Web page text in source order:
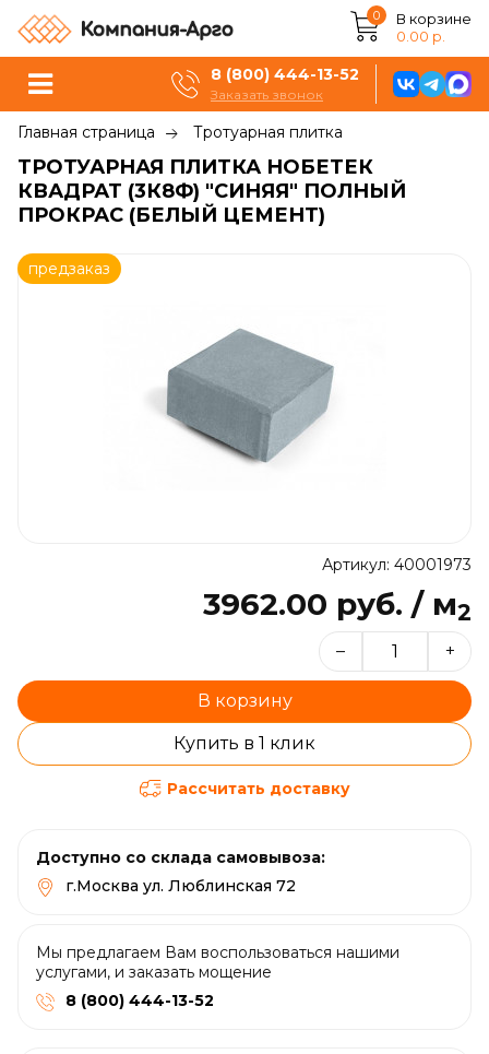
0
В корзине
0.00 р.
8 (800) 444-13-52
Заказать звонок
Главная страница Тротуарная плитка
ТРОТУАРНАЯ ПЛИТКА НОБЕТЕК
КВАДРАТ (3К8Ф) "СИНЯЯ" ПОЛНЫЙ
ПРОКРАС (БЕЛЫЙ ЦЕМЕНТ)
предзаказ
Артикул: 40001973
3962.00 руб. / м2
– +
В корзину
Купить в 1 клик
Рассчитать доставку
Доступно со склада самовывоза:
г.Москва ул. Люблинская 72
Мы предлагаем Вам воспользоваться нашими
услугами, и заказать мощение
8 (800) 444-13-52